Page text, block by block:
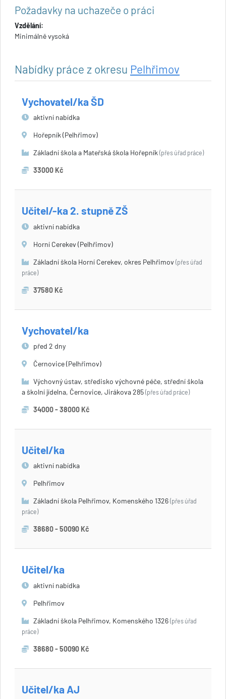
Požadavky na uchazeče o práci
Vzdělání:
Minimálně vysoká
Nabídky práce z okresu Pelhřimov
Vychovatel/ka ŠD
aktivní nabídka
Hořepník (Pelhřimov)
Základní škola a Mateřská škola Hořepník (přes úřad práce)
33000 Kč
Učitel/-ka 2. stupně ZŠ
aktivní nabídka
Horní Cerekev (Pelhřimov)
Základní škola Horní Cerekev, okres Pelhřimov (přes úřad
práce)
37580 Kč
Vychovatel/ka
před 2 dny
Černovice (Pelhřimov)
Výchovný ústav, středisko výchovné péče, střední škola
a školní jídelna, Černovice, Jirákova 285 (přes úřad práce)
34000 - 38000 Kč
Učitel/ka
aktivní nabídka
Pelhřimov
Základní škola Pelhřimov, Komenského 1326 (přes úřad
práce)
38680 - 50090 Kč
Učitel/ka
aktivní nabídka
Pelhřimov
Základní škola Pelhřimov, Komenského 1326 (přes úřad
práce)
38680 - 50090 Kč
Učitel/ka AJ